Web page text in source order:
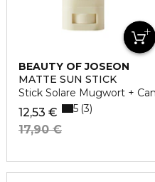
BEAUTY OF JOSEON
MATTE SUN STICK
Stick Solare Mugwort +
12,53 €
17,90 €
5 3